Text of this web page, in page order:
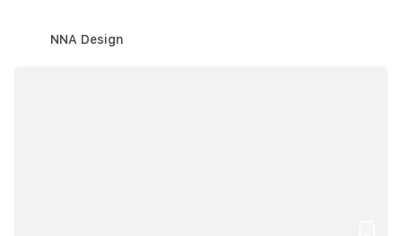
NNA Design